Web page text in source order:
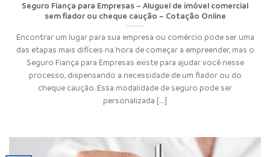
Seguro Fiança para Empresas – Aluguel de imóvel comercial
sem fiador ou cheque caução – Cotação Online
Encontrar um lugar para sua empresa ou comércio pode ser uma
das etapas mais difíceis na hora de começar a empreender, mas o
Seguro Fiança para Empresas existe para ajudar você nesse
processo, dispensando a necessidade de um fiador ou do
cheque caução. Essa modalidade de seguro pode ser
personalizada [...]